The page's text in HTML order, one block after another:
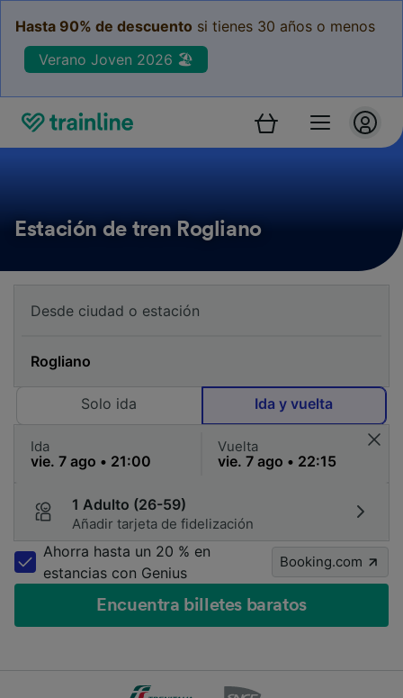
Hasta 90% de descuento si tienes 30 años o menos
Verano Joven 2026 🏖️
Estación de tren Rogliano
Solo ida Ida y vuelta
Ida Vuelta
1 Adulto (26-59)
Añadir tarjeta de fidelización
Ahorra hasta un 20 % en
estancias con Genius
Booking.com
Encuentra billetes baratos